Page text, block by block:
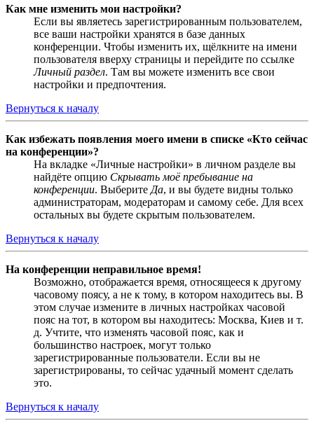
Как мне изменить мои настройки?
Если вы являетесь зарегистрированным пользователем,
все ваши настройки хранятся в базе данных
конференции. Чтобы изменить их, щёлкните на имени
пользователя вверху страницы и перейдите по ссылке
Личный раздел. Там вы можете изменить все свои
настройки и предпочтения.
Вернуться к началу
Как избежать появления моего имени в списке «Кто сейчас
на конференции»?
На вкладке «Личные настройки» в личном разделе вы
найдёте опцию Скрывать моё пребывание на
конференции. Выберите Да, и вы будете видны только
администраторам, модераторам и самому себе. Для всех
остальных вы будете скрытым пользователем.
Вернуться к началу
На конференции неправильное время!
Возможно, отображается время, относящееся к другому
часовому поясу, а не к тому, в котором находитесь вы. В
этом случае измените в личных настройках часовой
пояс на тот, в котором вы находитесь: Москва, Киев и т.
д. Учтите, что изменять часовой пояс, как и
большинство настроек, могут только
зарегистрированные пользователи. Если вы не
зарегистрированы, то сейчас удачный момент сделать
это.
Вернуться к началу